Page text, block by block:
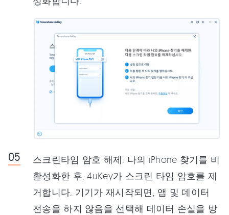
스크린타임 암호 해제: 나의 iPhone 찾기를 비
활성화한 후, 4uKey가 스크린 타임 암호를 제
거합니다. 기기가 재시작되면, 앱 및 데이터
전송을 하지 않음을 선택해 데이터 손실을 방